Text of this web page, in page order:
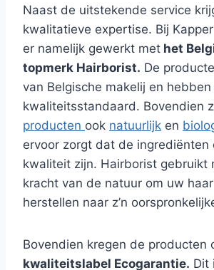
Naast de uitstekende service
kwalitatieve expertise. Bij
er namelijk gewerkt met het
topmerk Hairborist. De
van Belgische makelij en
kwaliteitsstandaard. Bovendien
producten ook natuurlijk en
ervoor zorgt dat de ingrediënten
kwaliteit zijn. Hairborist gebruikt
kracht van de natuur om uw
herstellen naar z’n
Bovendien kregen de producten
kwaliteitslabel Ecogarantie. Dit